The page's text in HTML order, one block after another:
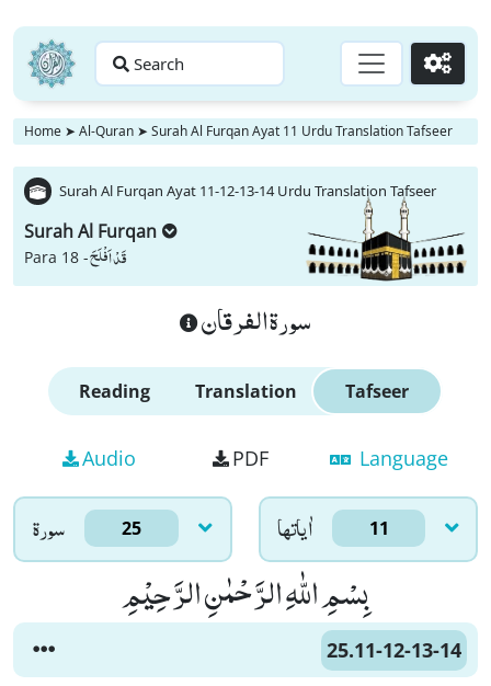
Search Go
Home ➤ Al-Quran ➤ Surah Al Furqan Ayat 11 Urdu Translation Tafseer
Surah Al Furqan Ayat 11-12-13-14 Urdu Translation Tafseer
Surah Al Furqan
Para 18 -قَدْ اَفْلَحَ
سورة الفرقان
Reading Translation Tafseer
Audio PDF Language
سورۃ 25 اٰياتها 11
بِسْمِ اللّٰهِ الرَّحْمٰنِ الرَّحِیْمِ
25.11-12-13-14